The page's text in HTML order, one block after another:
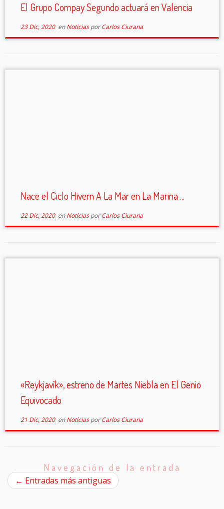
El Grupo Compay Segundo actuará en Valencia
23 Dic, 2020enNoticiasporCarlos Ciurana
Nace el Ciclo Hivern A La Mar en La Marina ...
22 Dic, 2020enNoticiasporCarlos Ciurana
«Reykjavík», estreno de Martes Niebla en El Genio
Equivocado
21 Dic, 2020enNoticiasporCarlos Ciurana
Navegación de la entrada
← Entradas más antiguas